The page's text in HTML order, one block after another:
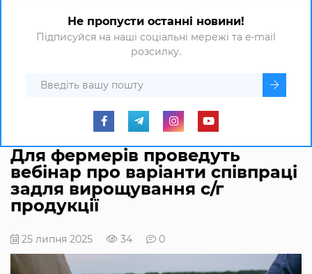
Не пропусти останні новини!
Підписуйся на наші соціальні мережі та e-mail
розсилку.
Для фермерів проведуть
вебінар про варіанти співпраці
задля вирощування с/г
продукції
25 липня 2025 34 0